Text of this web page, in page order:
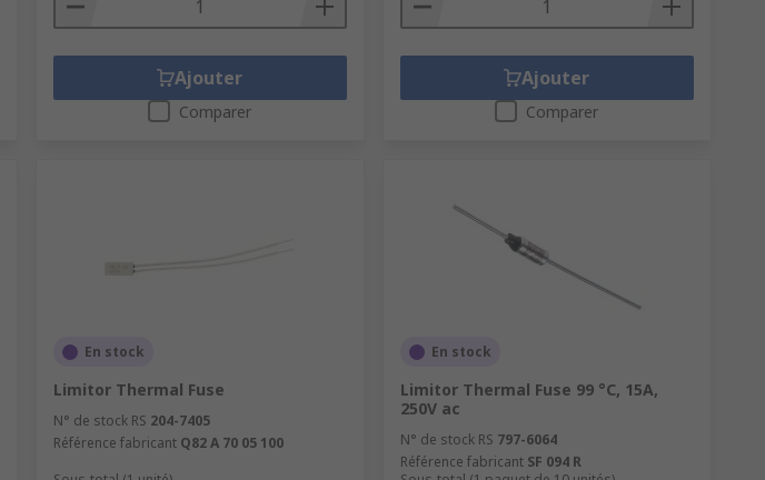
Ajouter
Comparer
Ajouter
Comparer
En stock
Limitor Thermal Fuse
N° de stock RS 204-7405
Référence fabricant Q82 A 70 05 100
En stock
Limitor Thermal Fuse 99 °C, 15A,
250V ac
N° de stock RS 797-6064
Référence fabricant SF 094 R